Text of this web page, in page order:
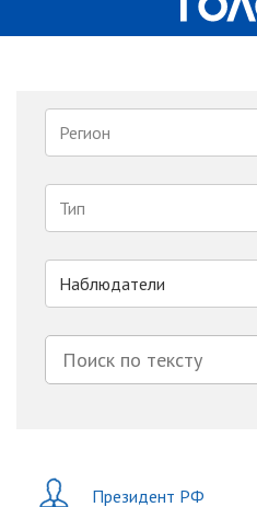
Регион
Тип
Наблюдатели
Президент РФ